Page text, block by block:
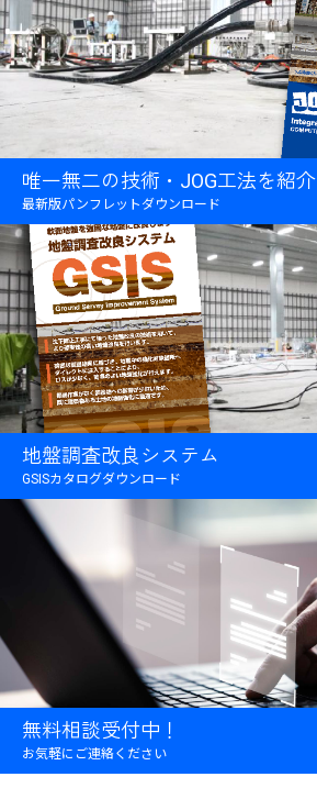
唯一無二の技術・JOG工法を紹介
最新版パンフレットダウンロード
地盤調査改良システム
GSISカタログダウンロード
無料相談受付中！
お気軽にご連絡ください